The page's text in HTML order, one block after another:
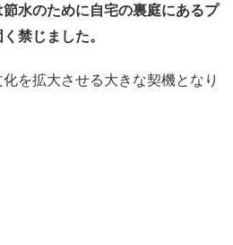
水のために自宅の裏庭にあるプ
禁じました。
を拡大させる大きな契機となり